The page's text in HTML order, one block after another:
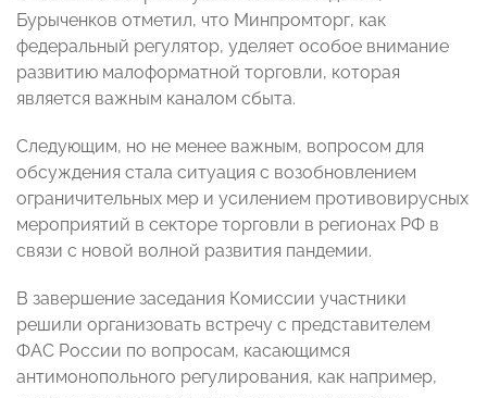
Бурыченков отметил, что Минпромторг, как
федеральный регулятор, уделяет особое внимание
развитию малоформатной торговли, которая
является важным каналом сбыта.
Следующим, но не менее важным, вопросом для
обсуждения стала ситуация с возобновлением
ограничительных мер и усилением противовирусных
мероприятий в секторе торговли в регионах РФ в
связи с новой волной развития пандемии.
В завершение заседания Комиссии участники
решили организовать встречу с представителем
ФАС России по вопросам, касающимся
антимонопольного регулирования, как например,